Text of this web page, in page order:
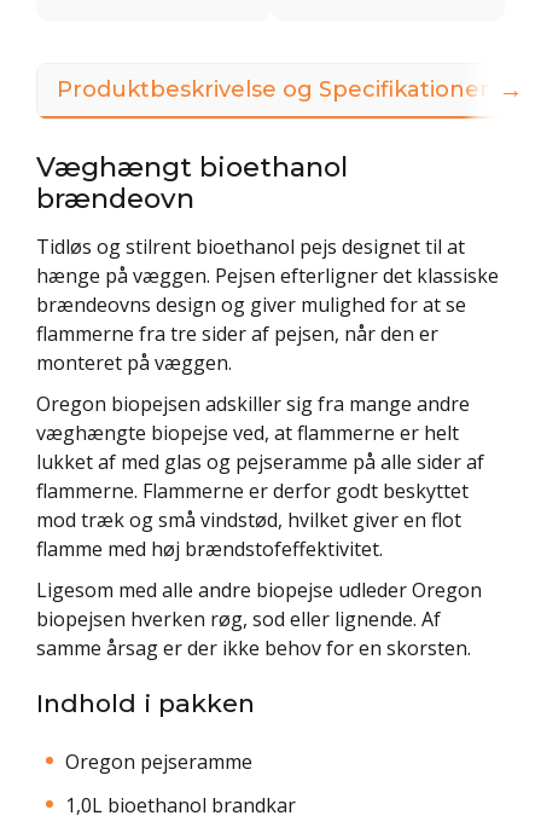
Produktbeskrivelse og Specifikationer
Væghængt bioethanol
brændeovn
Tidløs og stilrent bioethanol pejs designet til at
hænge på væggen. Pejsen efterligner det klassiske
brændeovns design og giver mulighed for at se
flammerne fra tre sider af pejsen, når den er
monteret på væggen.
Oregon biopejsen adskiller sig fra mange andre
væghængte biopejse ved, at flammerne er helt
lukket af med glas og pejseramme på alle sider af
flammerne. Flammerne er derfor godt beskyttet
mod træk og små vindstød, hvilket giver en flot
flamme med høj brændstofeffektivitet.
Ligesom med alle andre biopejse udleder Oregon
biopejsen hverken røg, sod eller lignende. Af
samme årsag er der ikke behov for en skorsten.
Indhold i pakken
Oregon pejseramme
1,0L bioethanol brandkar
→